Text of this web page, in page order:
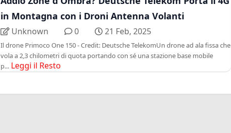
in Montagna con i Droni Antenna Volanti
Unknown 0 21 Feb, 2025
Il drone Primoco One 150 - Credit: Deutsche TelekomUn drone ad ala fissa che
vola a 2,3 chilometri di quota portando con sé una stazione base mobile
p... Leggi il Resto